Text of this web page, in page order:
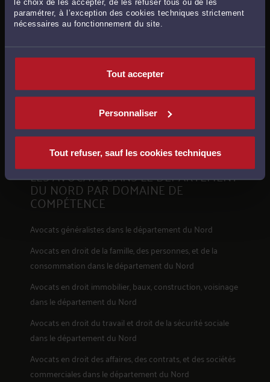
paramétrer, à l’exception des cookies techniques strictement
nécessaires au fonctionnement du site.
Tout accepter
Personnaliser
Tout refuser, sauf les cookies techniques
Hem (59) : 2 avocats référencés
Loos (59) :2 avocats référencés
Mons-en-Baroeul (59) :2 avocats référencés
Ronchin (59) :2 avocats référencés
Voir la liste complète des villes
LES AVOCATS DANS LE DÉPARTEMENT
DU NORD PAR DOMAINE DE
COMPÉTENCE
Avocats généralistes dans le département du Nord
Avocats en droit de la famille, des personnes, et de la
consommation dans le département du Nord
Avocats en droit immobilier, baux, construction, voisinage
dans le département du Nord
Avocats en droit du travail et droit de la sécurité sociale
dans le département du Nord
Avocats en droit des affaires, des contrats, et des sociétés
commercialesdans le département du Nord